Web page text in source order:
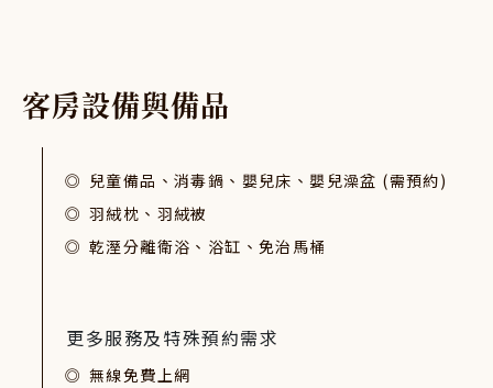
客房設備與備品
兒童備品、消毒鍋、嬰兒床、嬰兒澡盆 (需預約)
羽絨枕、羽絨被
乾溼分離衛浴、浴缸、免治馬桶
更多服務及特殊預約需求
無線免費上網